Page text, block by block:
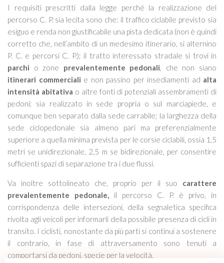
I requisiti prescritti dalla legge perché la realizzazione del
percorso C. P. sia lecita sono che: il traffico ciclabile previsto sia
esiguo e renda non giustificabile una pista dedicata (non è quindi
corretto che, nell’ambito di un medesimo itinerario, si alternino
P. C. e percorsi C. P.); il tratto interessato stradale si trovi in
parchi o zone prevalentemente pedonali, che non siano
itinerari commerciali e non passino per insediamenti ad alta
intensità abitativa o altre fonti di potenziali assembramenti di
pedoni; sia realizzato in sede propria o sul marciapiede, e
comunque ben separato dalla sede carrabile; la larghezza della
sede ciclopedonale sia almeno pari ma preferenzialmente
superiore a quella minima prevista per le corsie ciclabili, ossia 1,5
metri se unidirezionale, 2,5 m se bidirezionale, per consentire
sufficienti spazi di separazione tra i due flussi.
Va inoltre sottolineato che, proprio per il suo carattere
prevalentemente pedonale, il percorso C. P. è privo, in
corrispondenza delle intersezioni, della segnaletica specifica
rivolta agli veicoli per informarli della possibile presenza di cicli in
transito. I ciclisti, nonostante da più parti si continui a sostenere
il contrario, in fase di attraversamento sono tenuti a
comportarsi da pedoni, specie per la velocità.